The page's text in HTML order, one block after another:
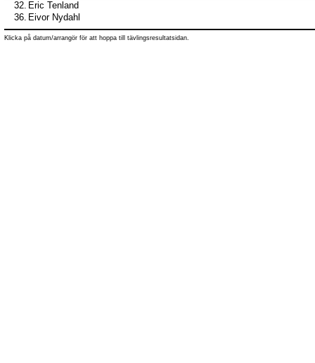
32. Eric Tenland
36. Eivor Nydahl
Klicka på datum/arrangör för att hoppa till tävlingsresultatsidan.